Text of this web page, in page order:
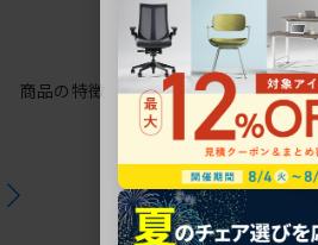
商品の特徴